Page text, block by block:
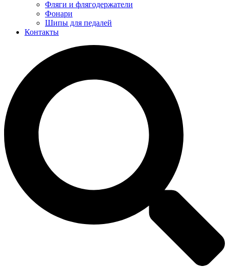
Фляги и флягодержатели
Фонари
Шипы для педалей
Контакты